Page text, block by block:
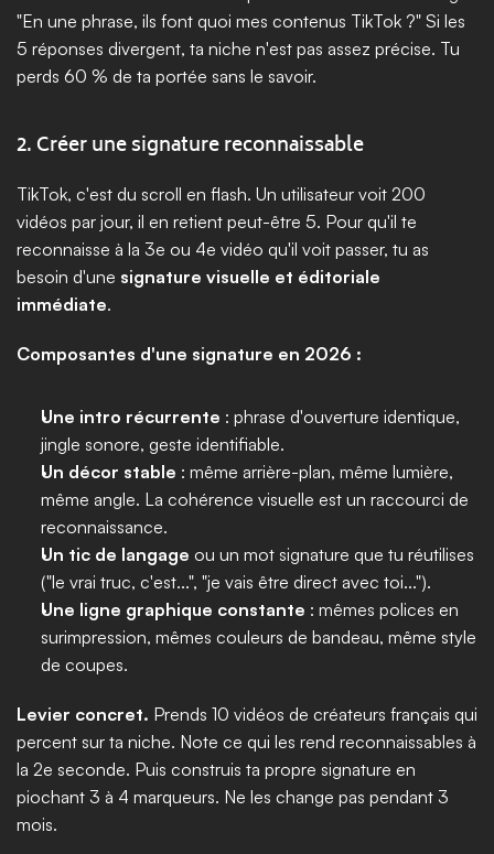
"En une phrase, ils font quoi mes contenus TikTok ?" Si les
5 réponses divergent, ta niche n'est pas assez précise. Tu
perds 60 % de ta portée sans le savoir.
2. Créer une signature reconnaissable
TikTok, c'est du scroll en flash. Un utilisateur voit 200
vidéos par jour, il en retient peut-être 5. Pour qu'il te
reconnaisse à la 3e ou 4e vidéo qu'il voit passer, tu as
besoin d'une signature visuelle et éditoriale
immédiate.
Composantes d'une signature en 2026 :
Une intro récurrente : phrase d'ouverture identique,
jingle sonore, geste identifiable.
Un décor stable : même arrière-plan, même lumière,
même angle. La cohérence visuelle est un raccourci de
reconnaissance.
Un tic de langage ou un mot signature que tu réutilises
("le vrai truc, c'est...", "je vais être direct avec toi...").
Une ligne graphique constante : mêmes polices en
surimpression, mêmes couleurs de bandeau, même style
de coupes.
Levier concret. Prends 10 vidéos de créateurs français qui
percent sur ta niche. Note ce qui les rend reconnaissables à
la 2e seconde. Puis construis ta propre signature en
piochant 3 à 4 marqueurs. Ne les change pas pendant 3
mois.